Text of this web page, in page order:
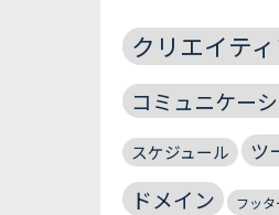
クリエイテ
コミュニケー
スケジュール ツ
ドメイン フッタ